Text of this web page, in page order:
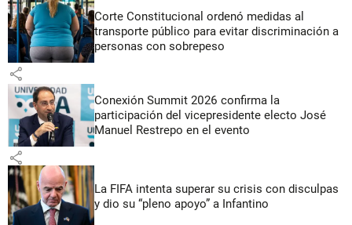
Corte Constitucional ordenó medidas al
transporte público para evitar discriminación a
personas con sobrepeso
share
Conexión Summit 2026 confirma la
participación del vicepresidente electo José
Manuel Restrepo en el evento
share
La FIFA intenta superar su crisis con disculpas
y dio su “pleno apoyo” a Infantino